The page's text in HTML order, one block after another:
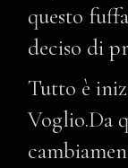
questo
deciso di
Tutto è
Voglio.Da